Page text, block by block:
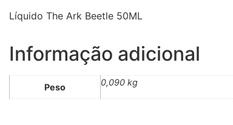
Líquido The Ark Beetle 50ML
Informação adicional
Peso 0,090 kg